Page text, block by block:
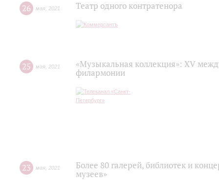
26 мая 2021 Театр одного контратенора
25 мая 2021
«Музыкальная коллекция»: XV
филармонии
23 мая 2021
Более 80 галерей, библиотек и
музеев»